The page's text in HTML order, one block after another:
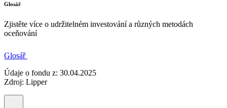
Glosář
Zjistěte více o udržitelném investování a různých metodách
oceňování
Glosář
Údaje o fondu z: 30.04.2025
Zdroj: Lipper